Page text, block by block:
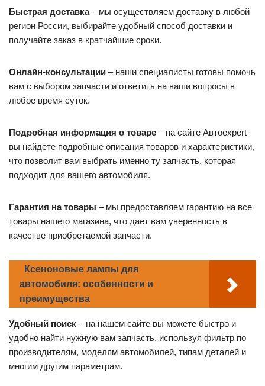
Быстрая доставка– мы осуществляем доставку в любой
регион России, выбирайте удобный способ доставки и
получайте заказ в кратчайшие сроки.
Онлайн-консультации – наши специалисты готовы помочь
вам с выбором запчасти и ответить на ваши вопросы в
любое время суток.
Подробная информация о товаре – на сайте Автоexpert
вы найдете подробные описания товаров и характеристики,
что позволит вам выбрать именно ту запчасть, которая
подходит для вашего автомобиля.
Гарантия на товары – мы предоставляем гарантию на все
товары нашего магазина, что дает вам уверенность в
качестве приобретаемой запчасти.
Ксеноновые лампы для
автомобиля: особенности и
преимущества
Удобный поиск – на нашем сайте вы можете быстро и
удобно найти нужную вам запчасть, используя фильтр по
производителям, моделям автомобилей, типам деталей и
многим другим параметрам.